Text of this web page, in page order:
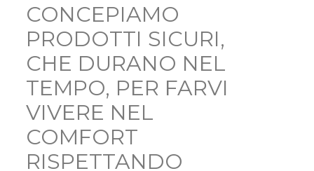
CONCEPIAMO
PRODOTTI SICURI,
CHE DURANO NEL
TEMPO, PER FARVI
VIVERE NEL
COMFORT
RISPETTANDO